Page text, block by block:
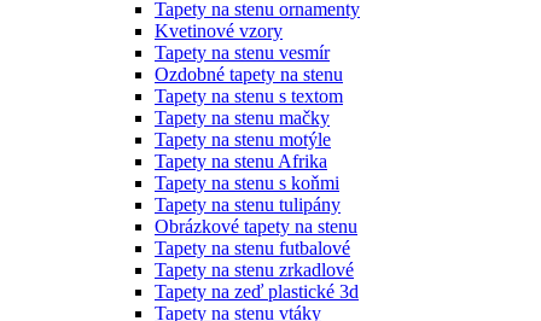
Tapety na stenu ornamenty
Kvetinové vzory
Tapety na stenu vesmír
Ozdobné tapety na stenu
Tapety na stenu s textom
Tapety na stenu mačky
Tapety na stenu motýle
Tapety na stenu Afrika
Tapety na stenu s koňmi
Tapety na stenu tulipány
Obrázkové tapety na stenu
Tapety na stenu futbalové
Tapety na stenu zrkadlové
Tapety na zeď plastické 3d
Tapety na stenu vtáky